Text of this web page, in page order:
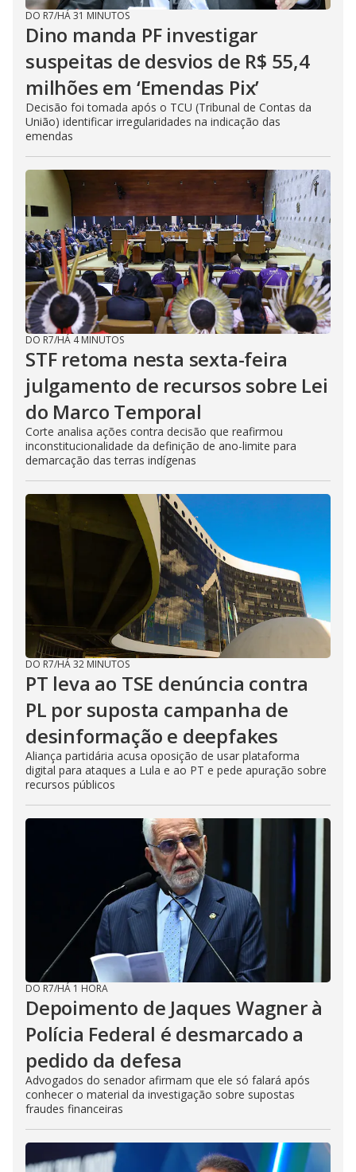
DO R7/HÁ 31 MINUTOS
Dino manda PF investigar
suspeitas de desvios de R$ 55,4
milhões em ‘Emendas Pix’
Decisão foi tomada após o TCU (Tribunal de Contas da
União) identificar irregularidades na indicação das
emendas
DO R7/HÁ 4 MINUTOS
STF retoma nesta sexta-feira
julgamento de recursos sobre Lei
do Marco Temporal
Corte analisa ações contra decisão que reafirmou
inconstitucionalidade da definição de ano-limite para
demarcação das terras indígenas
DO R7/HÁ 32 MINUTOS
PT leva ao TSE denúncia contra
PL por suposta campanha de
desinformação e deepfakes
Aliança partidária acusa oposição de usar plataforma
digital para ataques a Lula e ao PT e pede apuração sobre
recursos públicos
DO R7/HÁ 1 HORA
Depoimento de Jaques Wagner à
Polícia Federal é desmarcado a
pedido da defesa
Advogados do senador afirmam que ele só falará após
conhecer o material da investigação sobre supostas
fraudes financeiras